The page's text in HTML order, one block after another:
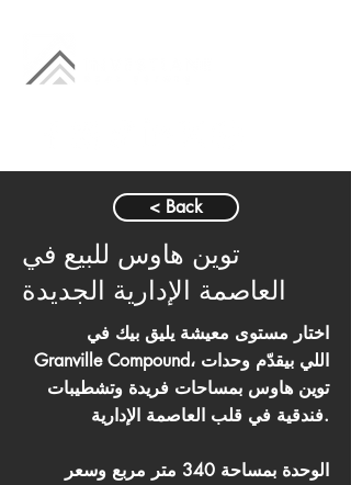
< Back
توين هاوس للبيع في
العاصمة الإدارية الجديدة
اختار مستوى معيشة يليق بيك في
Granville Compound، اللي بيقدّم وحدات
توين هاوس بمساحات فريدة وتشطيبات
فندقية في قلب العاصمة الإدارية.
الوحدة بمساحة 340 متر مربع وسعر